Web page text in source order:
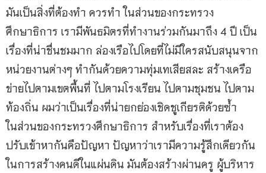
มันเป็นสิ่งที่ต้องทำ ควรทำ ในส่วนของกระทรวง
ศึกษาธิการ เรามีพันธมิตรที่ทำงานร่วมกันมาถึง 4 ปี เป็น
เรื่องที่น่าชื่นชมมาก ล่องเรือไปโดยที่ไม่มีใครสนับสนุนจาก
หน่วยงานต่างๆ ทำกันด้วยความทุ่มเทเสียสละ สร้างเครือ
ข่ายไปตามเขตพื้นที่ ไปตามโรงเรียน ไปตามชุมชน ไปตาม
ท้องถิ่น ผมว่าเป็นเรื่องที่น่ายกย่องเชิดชูเกียรติด้วยซ้ำ
ในส่วนของกระทรวงศึกษาธิการ สำหรับเรื่องที่เราต้อง
ปรับเข้าหากันคือปัญหา ปัญหาว่าเรามีความรู้สึกเดียวกัน
ในการสร้างคนดีในแผ่นดิน มันต้องสร้างผ่านครู ผู้บริหาร